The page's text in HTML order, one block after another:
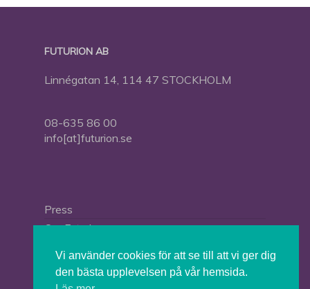
FUTURION AB
Linnégatan 14, 114 47 STOCKHOLM
08-635 86 00
info[at]futurion.se
Press
Om Futurion
Vi använder cookies för att se till att vi ger dig
den bästa upplevelsen på vår hemsida.